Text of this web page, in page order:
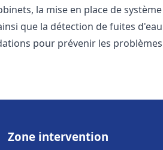
la mise en place de
que la détection de fuites
pour prévenir les problèmes
Zone intervention